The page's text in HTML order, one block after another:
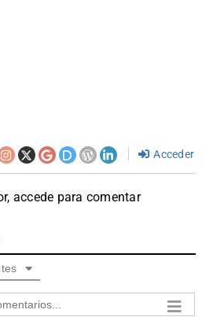
Acceder
accede para comentar